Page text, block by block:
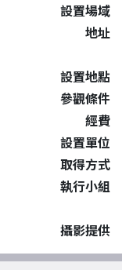
設置場域
地址
設置地點
參觀條件
經費
設置單位
取得方式
執行小組
攝影提供